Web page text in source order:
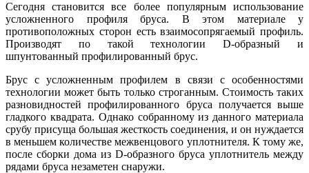
Сегодня становится все более популярным использование
усложненного профиля бруса. В этом материале у
противоположных сторон есть взаимосопрягаемый профиль.
Производят по такой технологии D-образный и
шпунтованный профилированный брус.
Брус с усложненным профилем в связи с особенностями
технологии может быть только строганным. Стоимость таких
разновидностей профилированного бруса получается выше
гладкого квадрата. Однако собранному из данного материала
срубу присуща большая жесткость соединения, и он нуждается
в меньшем количестве межвенцового уплотнителя. К тому же,
после сборки дома из D-образного бруса уплотнитель между
рядами бруса незаметен снаружи.